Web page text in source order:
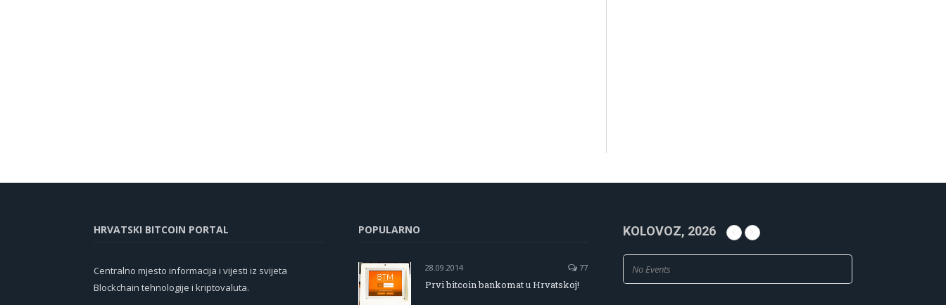
HRVATSKI BITCOIN PORTAL
Centralno mjesto informacija i vijesti iz svijeta
Blockchain tehnologije i kriptovaluta.
POPULARNO
28.09.2014 77
Prvi bitcoin bankomat u Hrvatskoj!
KOLOVOZ, 2026
No Events